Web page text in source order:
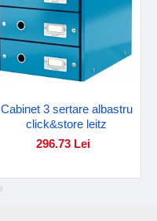
Cabinet 3 sertare albastru
click&store leitz
296.73 Lei